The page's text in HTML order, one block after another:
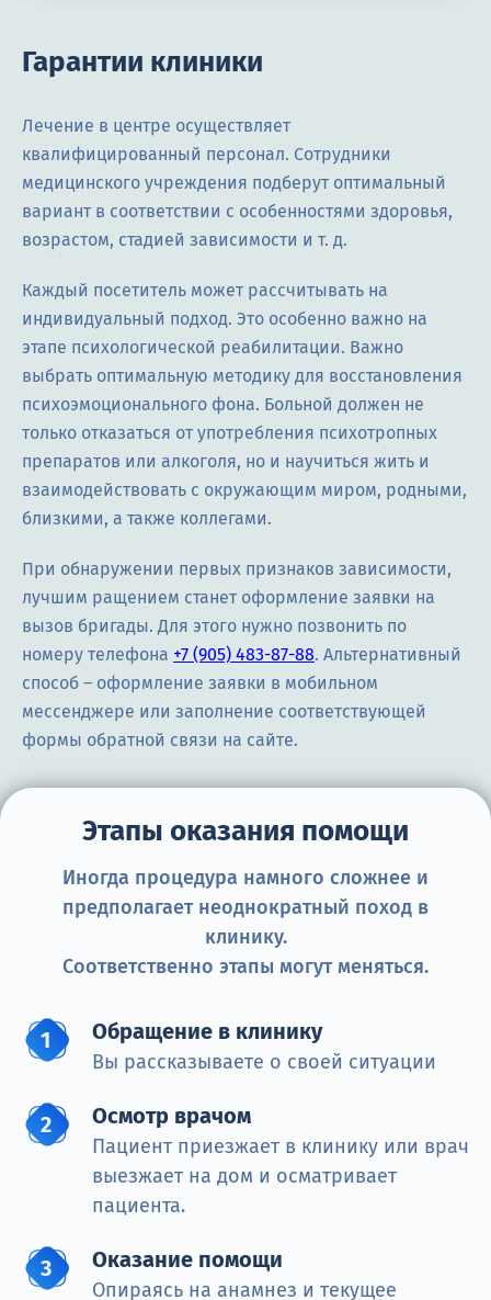
Гарантии клиники
Лечение в центре осуществляет
квалифицированный персонал. Сотрудники
медицинского учреждения подберут оптимальный
вариант в соответствии с особенностями здоровья,
возрастом, стадией зависимости и т. д.
Каждый посетитель может рассчитывать на
индивидуальный подход. Это особенно важно на
этапе психологической реабилитации. Важно
выбрать оптимальную методику для восстановления
психоэмоционального фона. Больной должен не
только отказаться от употребления психотропных
препаратов или алкоголя, но и научиться жить и
взаимодействовать с окружающим миром, родными,
близкими, а также коллегами.
При обнаружении первых признаков зависимости,
лучшим ращением станет оформление заявки на
вызов бригады. Для этого нужно позвонить по
номеру телефона +7 (905) 483-87-88. Альтернативный
способ – оформление заявки в мобильном
мессенджере или заполнение соответствующей
формы обратной связи на сайте.
Этапы оказания помощи
Иногда процедура намного сложнее и
предполагает неоднократный поход в
клинику.
Соответственно этапы могут меняться.
Обращение в клинику
Вы рассказываете о своей ситуации
Осмотр врачом
Пациент приезжает в клинику или врач
выезжает на дом и осматривает
пациента.
Оказание помощи
Опираясь на анамнез и текущее